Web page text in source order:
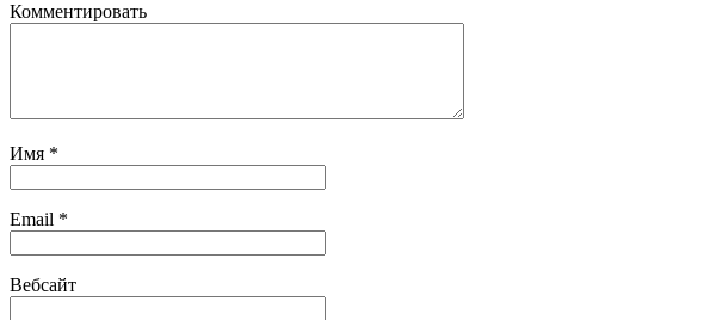
Комментировать
Имя *
Email *
Вебсайт